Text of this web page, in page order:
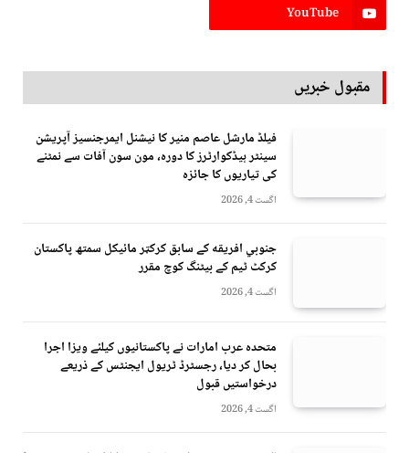
YouTube
مقبول خبریں
فیلڈ مارشل عاصم منیر کا نیشنل ایمرجنسیز آپریشن
سینٹر ہیڈکوارٹرز کا دورہ، مون سون آفات سے نمٹنے
کی تیاریوں کا جائزہ
اگست 4, 2026
جنوبي افريقه کے سابق کرکټر مائیکل سمتھ پاکستان
کرکٹ ٹیم کے بیٹنگ کوچ مقرر
اگست 4, 2026
متحدہ عرب امارات نے پاکستانیوں کیلئے ویزا اجرا
بحال کر دیا، رجسٹرڈ ٹریول ایجنٹس کے ذریعے
درخواستیں قبول
اگست 4, 2026